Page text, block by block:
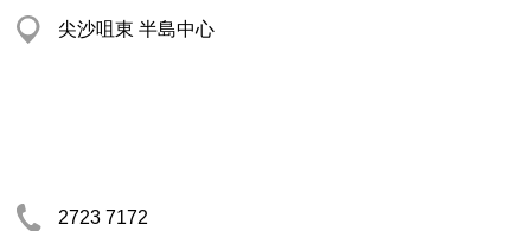
尖沙咀東 半島中心
2723 7172